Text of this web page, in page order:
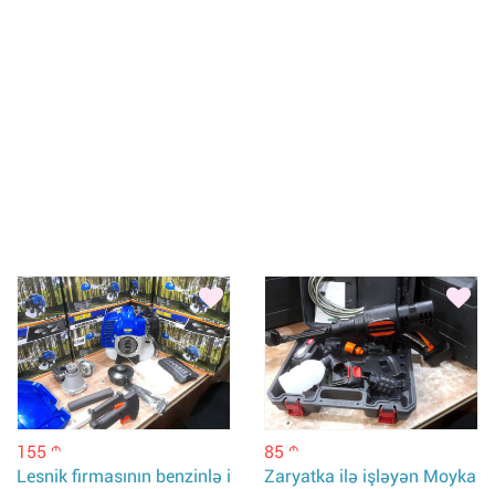
155 m
Lesnik firmasının benzinlə i
85 m
Zaryatka ilə işləyən Moyka